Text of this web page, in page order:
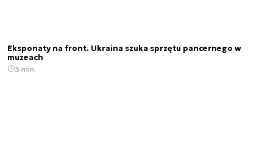
Eksponaty na front. Ukraina szuka sprzętu pancernego w
muzeach
3 min.